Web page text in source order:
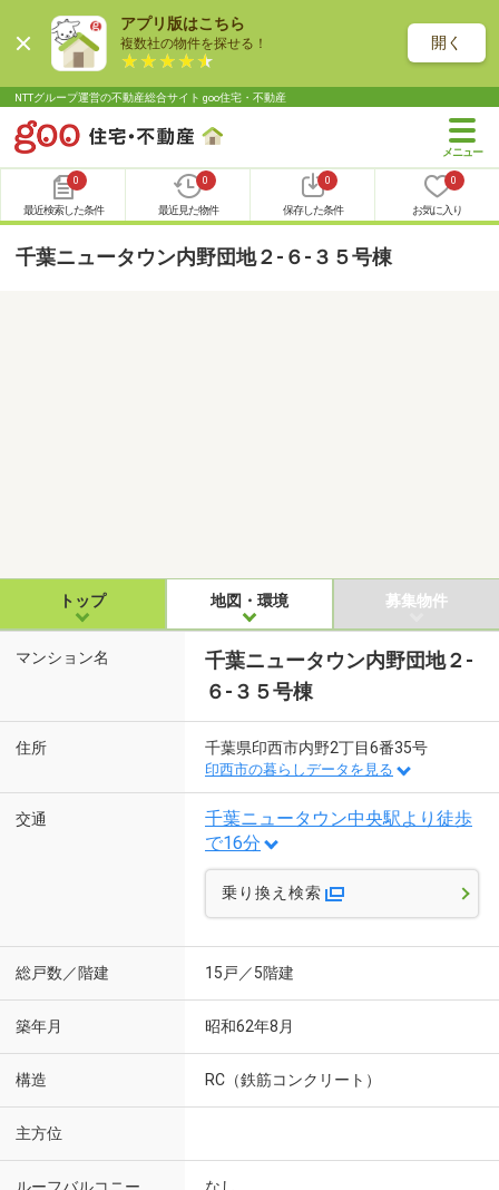
アプリ版はこちら
複数社の物件を探せる！ 開く
NTTグループ運営の不動産総合サイト goo住宅・不動産
0
最近検索した条件
0
最近見た物件
0
保存した条件
0
お気に入り
千葉ニュータウン内野団地２-６-３５号棟
トップ 地図・環境 募集物件
マンション名
千葉ニュータウン内野団地２-
６-３５号棟
住所 千葉県印西市内野2丁目6番35号
印西市の暮らしデータを見る
交通
千葉ニュータウン中央駅より徒歩
で16分
乗り換え検索
総戸数／階建 15戸／5階建
築年月 昭和62年8月
構造 RC（鉄筋コンクリート）
主方位